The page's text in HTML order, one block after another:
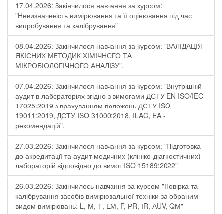
17.04.2026: Закінчилося навчання за курсом:
"Невизначеність вимірювання та її оцінювання під час
випробування та калібрування"
08.04.2026: Закінчилося навчання за курсом: "ВАЛІДАЦІЯ
ЯКІСНИХ МЕТОДИК ХІМІЧНОГО ТА
МІКРОБІОЛОГІЧНОГО АНАЛІЗУ".
07.04.2026: Закінчилося навчання за курсом: "Внутрішній
аудит в лабораторіях згідно з вимогами ДСТУ EN ISO/IEC
17025:2019 з врахуванням положень ДСТУ ISO
19011:2019, ДСТУ ISO 31000:2018, ILAC, EA -
рекомендацій".
27.03.2026: Закінчилося навчання за курсом: "Підготовка
до акредитації та аудит медичних (клініко-діагностичних)
лабораторій відповідно до вимог ISO 15189:2022"
26.03.2026: Закінчилось навчання за курсом "Повірка та
калібрування засобів вимірювальної техніки за обраним
видом вимірювань: L, М, Т, ЕМ, F, РR, ІR, АUV, QМ"